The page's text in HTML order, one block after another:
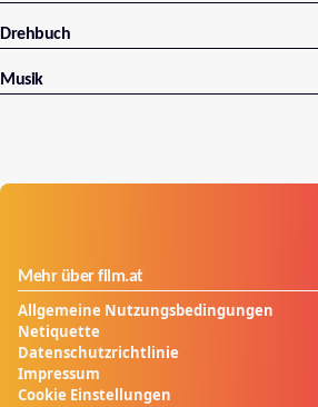
Drehbuch
Musik
Mehr über film.at
Allgemeine Nutzungsbedingungen
Netiquette
Datenschutzrichtlinie
Impressum
Cookie Einstellungen